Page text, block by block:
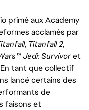
primé aux Academy
acclamés par
, Titanfall 2,
Jedi: Survivoret
tant que collectif
lancé certains des
de
faisons et